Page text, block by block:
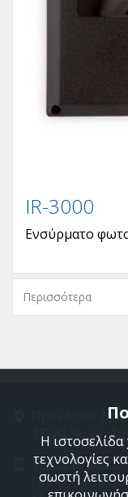
IR-3000
Ενσύρματο
Περισσότερα
Προέδρου
17341 Άγιος
Τηλ: 210
Fax: 210
Η ιστοσελίδα
τεχνολογίες
σωστή